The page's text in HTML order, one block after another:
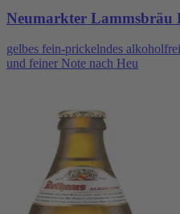
Neumarkter Lammsbräu
gelbes fein-prickelndes
und feiner Note nach Heu